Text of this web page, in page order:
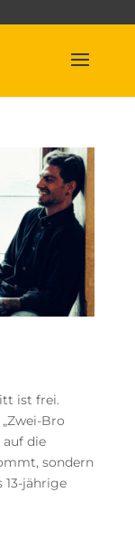
ist frei.
Bro
auf die
sondern
13-jährige